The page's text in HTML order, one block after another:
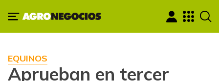
EQUINOS
Aprueban en tercer